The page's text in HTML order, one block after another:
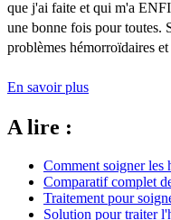
que j'ai faite et qui m'a
une bonne fois pour toutes.
problèmes hémorroïdaires
En savoir plus
A lire :
Comment soigner les
Comparatif complet
Traitement pour
Solution pour traiter